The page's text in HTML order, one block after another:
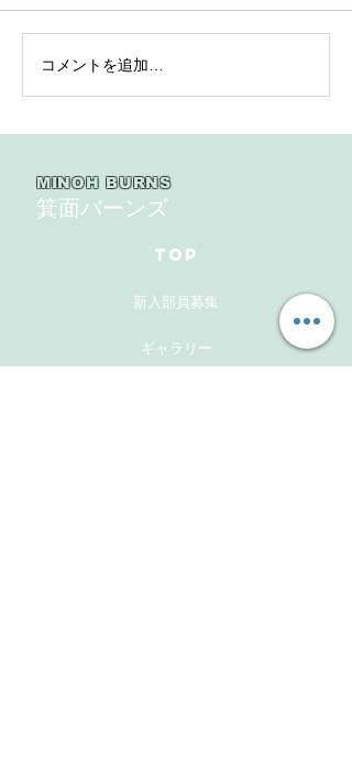
2025年度 Bクラス 関西団
地連盟 第110回中央決勝
コメントを追加…
MINOH BURNS
箕面バーンズ
TOP
新入部員募集
ギャラリー